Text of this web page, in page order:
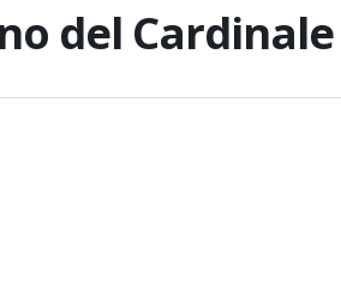
del Cardinale